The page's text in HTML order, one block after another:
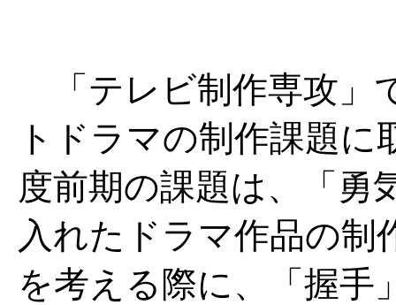
「テレビ制作専攻」
トドラマの制作課題
度前期の課題は、「勇
入れたドラマ作品の制
を考える際に、「握手